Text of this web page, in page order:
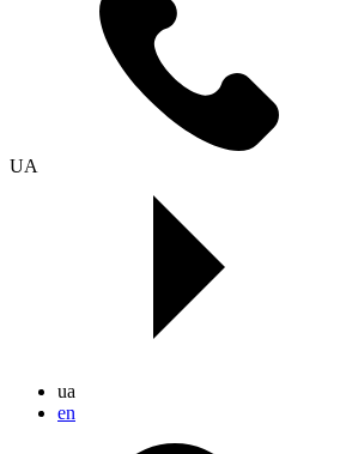
UA
ua
en